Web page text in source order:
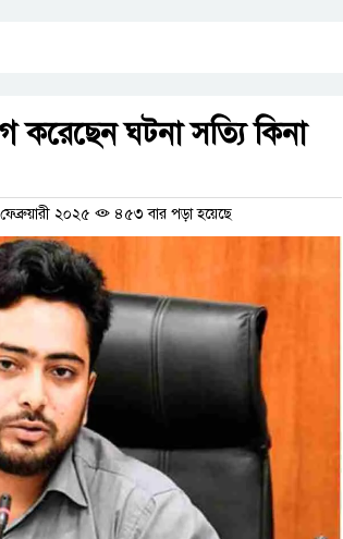
করেছেন ঘটনা সত্যি কিনা
২০২৫ ৪৫৩ বার পড়া হয়েছে